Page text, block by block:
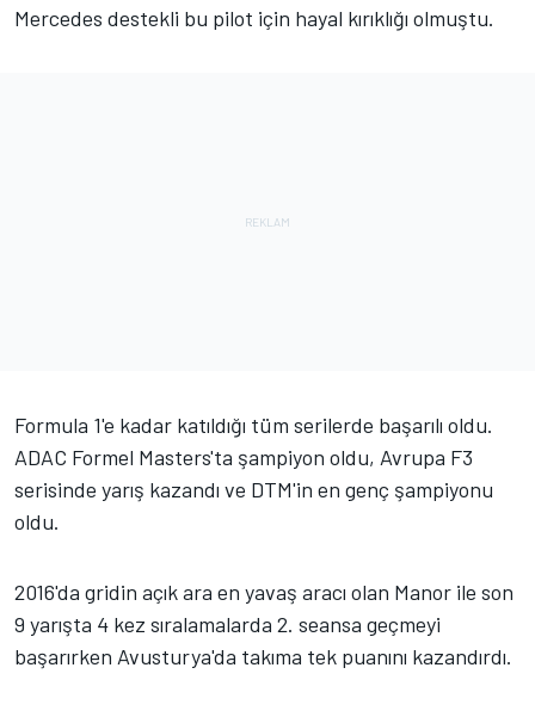
Mercedes destekli bu pilot için hayal kırıklığı olmuştu.
Formula 1'e kadar katıldığı tüm serilerde başarılı oldu.
ADAC Formel Masters'ta şampiyon oldu, Avrupa F3
serisinde yarış kazandı ve DTM'in en genç şampiyonu
oldu.
2016'da gridin açık ara en yavaş aracı olan Manor ile son
9 yarışta 4 kez sıralamalarda 2. seansa geçmeyi
başarırken Avusturya'da takıma tek puanını kazandırdı.